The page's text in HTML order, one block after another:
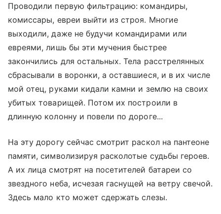
Проводили первую фильтрацию: командиры,
комиссары, евреи выйти из строя. Многие
выходили, даже не будучи командирами или
евреями, лишь бы эти мучения быстрее
закончились для остальных. Тела расстрелянных
сбрасывали в воронки, а оставшиеся, и в их числе
мой отец, руками кидали камни и землю на своих
убитых товарищей. Потом их построили в
длинную колонну и повели по дороге...
На эту дорогу сейчас смотрит раскол на пантеоне
памяти, символизируя расколотые судьбы героев.
А их лица смотрят на посетителей батареи со
звездного неба, исчезая гаснущей на ветру свечой.
Здесь мало кто может сдержать слезы.